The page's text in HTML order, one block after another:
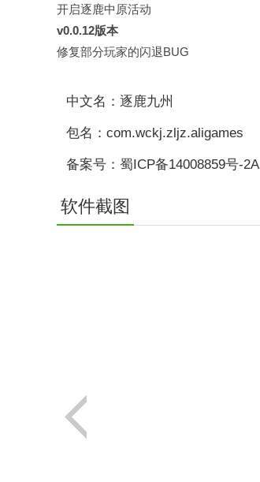
开启逐鹿中原活动
v0.0.12版本
修复部分玩家的闪退BUG
中文名：逐鹿九州
包名：com.wckj.zljz.aligames
备案号：蜀ICP备14008859号-2A
软件截图